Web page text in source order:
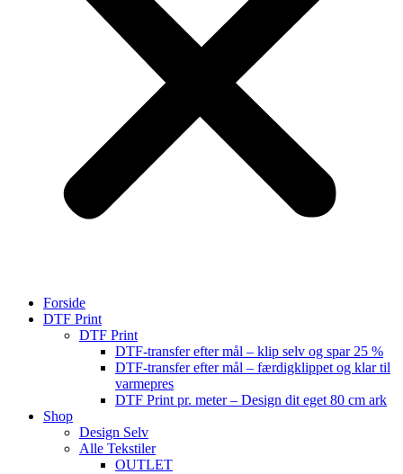
Forside
DTF Print
DTF Print
DTF-transfer efter mål – klip selv og spar 25 %
DTF-transfer efter mål – færdigklippet og klar til
varmepres
DTF Print pr. meter – Design dit eget 80 cm ark
Shop
Design Selv
Alle Tekstiler
OUTLET